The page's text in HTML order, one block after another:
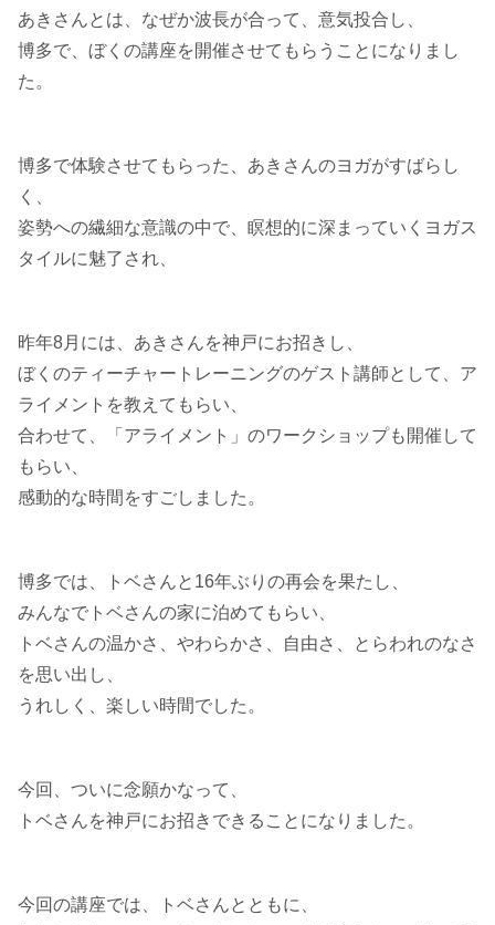
あきさんとは、なぜか波長が合って、意気投合し、
博多で、ぼくの講座を開催させてもらうことになりまし
た。
博多で体験させてもらった、あきさんのヨガがすばらし
く、
姿勢への繊細な意識の中で、瞑想的に深まっていくヨガス
タイルに魅了され、
昨年8月には、あきさんを神戸にお招きし、
ぼくのティーチャートレーニングのゲスト講師として、ア
ライメントを教えてもらい、
合わせて、「アライメント」のワークショップも開催して
もらい、
感動的な時間をすごしました。
博多では、トベさんと16年ぶりの再会を果たし、
みんなでトベさんの家に泊めてもらい、
トベさんの温かさ、やわらかさ、自由さ、とらわれのなさ
を思い出し、
うれしく、楽しい時間でした。
今回、ついに念願かなって、
トベさんを神戸にお招きできることになりました。
今回の講座では、トベさんとともに、